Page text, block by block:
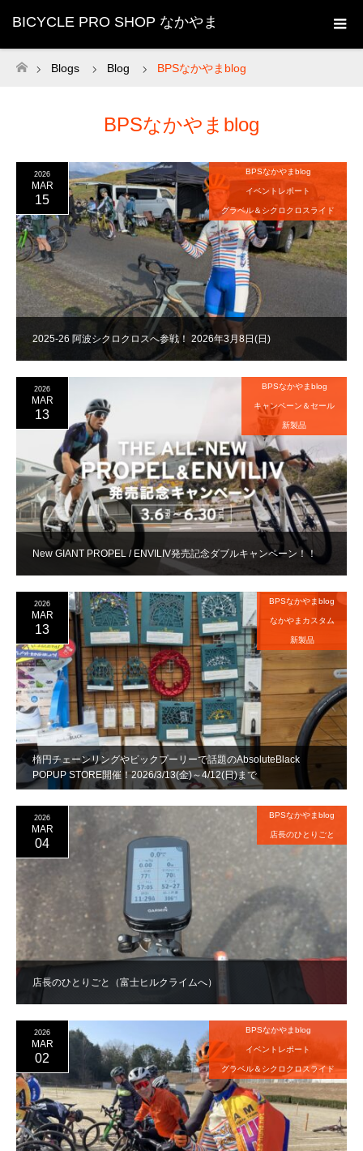
BICYCLE PRO SHOP なかやま
ホーム
Blogs Blog BPSなかやまblog
BPSなかやまblog
2025-26 阿波シクロクロスへ参戦！ 2026年3月8日(日)
2026
MAR
15
BPSなかやまblog
イベントレポート
グラベル＆シクロクロスライド
New GIANT PROPEL / ENVILIV発売記念ダブルキャンペーン！！
2026
MAR
13
BPSなかやまblog
キャンペーン＆セール
新製品
楕円チェーンリングやビックプーリーで話題のAbsoluteBlack
POPUP STORE開催！2026/3/13(金)～4/12(日)まで
2026
MAR
13
BPSなかやまblog
なかやまカスタム
新製品
店長のひとりごと（富士ヒルクライムへ）
2026
MAR
04
BPSなかやまblog
店長のひとりごと
2026
MAR
02
BPSなかやまblog
イベントレポート
グラベル＆シクロクロスライド